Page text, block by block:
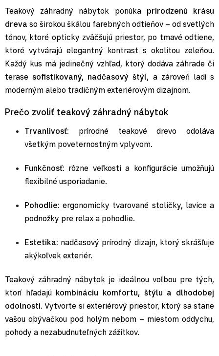
Teakový záhradný nábytok ponúka prirodzenú krásu
dreva so širokou škálou farebných odtieňov – od svetlých
tónov, ktoré opticky zväčšujú priestor, po tmavé odtiene,
ktoré vytvárajú elegantný kontrast s okolitou zeleňou.
Každý kus má jedinečný vzhľad, ktorý dodáva záhrade či
terasesofistikovaný, nadčasový štýl, a zároveň ladí s
moderným alebo tradičným exteriérovým dizajnom.
Prečo zvoliť teakový záhradný nábytok
Trvanlivosť: prírodné teakové drevo odoláva
všetkým poveternostným vplyvom.
Funkčnosť: rôzne veľkosti a konfigurácie umožňujú
flexibilné usporiadanie.
Pohodlie: ergonomicky tvarované stoličky, lavice a
podnožky pre relax a pohodlie.
Estetika: nadčasový prírodný dizajn, ktorý skrášľuje
akýkoľvek exteriér.
Teakový záhradný nábytok je ideálnou voľbou pre tých,
ktorí hľadajú kombináciu komfortu, štýlu a dlhodobej
odolnosti. Vytvorte si exteriérový priestor, ktorý sa stane
vašou obývačkou pod holým nebom – miestom oddychu,
pohody a nezabudnuteľných zážitkov.